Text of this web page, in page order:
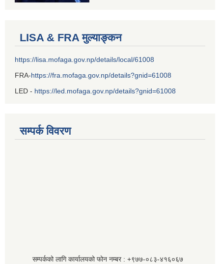
LISA & FRA मुल्याङ्कन
https://lisa.mofaga.gov.np/details/local/61008
FRA-https://fra.mofaga.gov.np/details?gnid=61008
LED - https://led.mofaga.gov.np/details?gnid=61008
सम्पर्क विवरण
सम्पर्कको लागि कार्यालयको फोन नम्बर : +९७७-०८३‍-४१६०६७